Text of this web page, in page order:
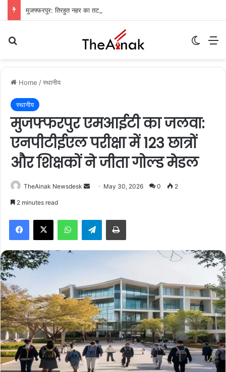
Home /स्थानीय
स्थानीय
मुजफ्फरपुर एमआईटी का जलवा:
एनपीटीईएल परीक्षा में 123 छात्रों
और शिक्षकों ने जीता गोल्ड मेडल
TheAinak Newsdesk
a
a
i
l
May 30, 2026 0 2
2 minutes read
Telegram